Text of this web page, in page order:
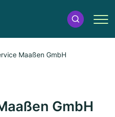
Maaßen GmbH
GmbH